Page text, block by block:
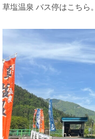
草塩温泉 バス停はこちら。